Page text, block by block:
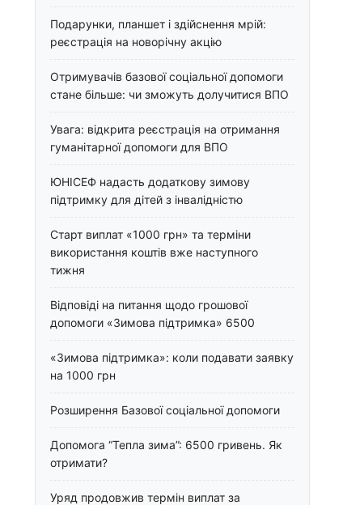
Подарунки, планшет і здійснення мрій:
реєстрація на новорічну акцію
Отримувачів базової соціальної допомоги
стане більше: чи зможуть долучитися ВПО
Увага: відкрита реєстрація на отримання
гуманітарної допомоги для ВПО
ЮНІСЕФ надасть додаткову зимову
підтримку для дітей з інвалідністю
Старт виплат «1000 грн» та терміни
використання коштів вже наступного
тижня
Відповіді на питання щодо грошової
допомоги «Зимова підтримка» 6500
«Зимова підтримка»: коли подавати заявку
на 1000 грн
Розширення Базової соціальної допомоги
Допомога “Тепла зима”: 6500 гривень. Як
отримати?
Уряд продовжив термін виплат за